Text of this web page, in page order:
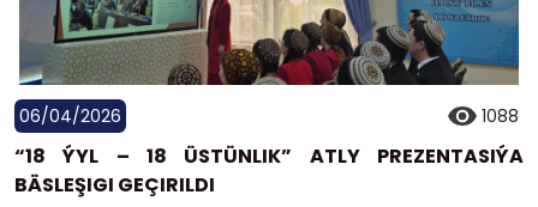
06/04/2026 1088
“18 ÝYL – 18 ÜSTÜNLIK” ATLY PREZENTASIÝA
BÄSLEŞIGI GEÇIRILDI